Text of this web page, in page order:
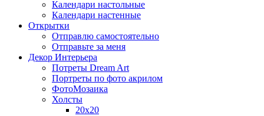
Календари настольные
Календари настенные
Открытки
Отправлю самостоятельно
Отправьте за меня
Декор Интерьера
Потреты Dream Art
Портреты по фото акрилом
ФотоМозаика
Холсты
20х20